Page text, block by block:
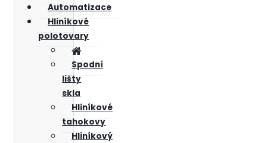
Automatizace
Hliníkové
polotovary
Spodní
lišty
skla
Hliníkové
tahokovy
Hliníkový